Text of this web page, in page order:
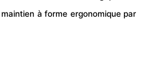
à forme ergonomique par